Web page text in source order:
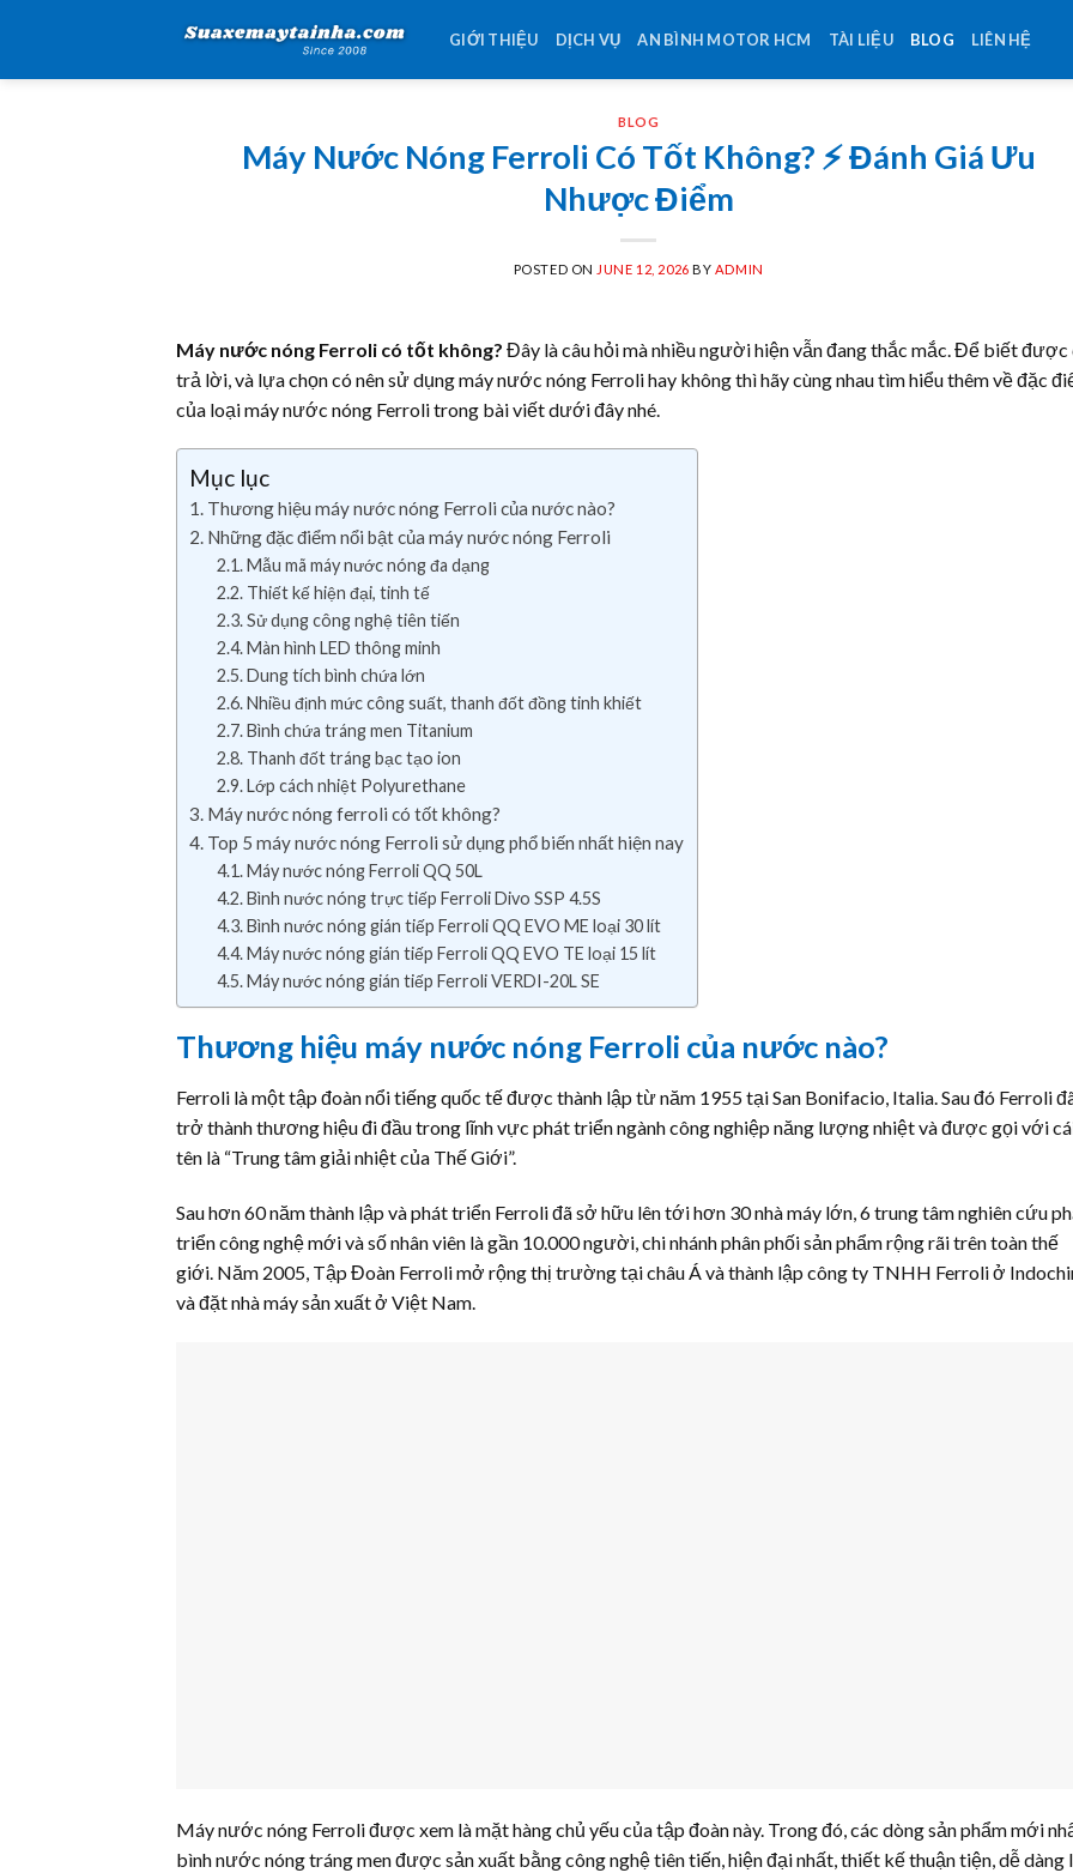
content
GIỚI THIỆU DỊCH VỤ AN BÌNH MOTOR HCM TÀI LIỆU BLOG LIÊN HỆ
BLOG
Máy Nước Nóng Ferroli Có Tốt Không? ⚡️ Đánh Giá Ưu
Nhược Điểm
POSTED ON JUNE 12, 2026 BY ADMIN
Máy nước nóng Ferroli có tốt không? Đây là câu hỏi mà nhiều người hiện vẫn đang thắc mắc. Để biết được
trả lời, và lựa chọn có nên sử dụng máy nước nóng Ferroli hay không thì hãy cùng nhau tìm hiểu thêm về đặc
của loại máy nước nóng Ferroli trong bài viết dưới đây nhé.
Mục lục
Thương hiệu máy nước nóng Ferroli của nước nào?
Những đặc điểm nổi bật của máy nước nóng Ferroli
Mẫu mã máy nước nóng đa dạng
Thiết kế hiện đại, tinh tế
Sử dụng công nghệ tiên tiến
Màn hình LED thông minh
Dung tích bình chứa lớn
Nhiều định mức công suất, thanh đốt đồng tinh khiết
Bình chứa tráng men Titanium
Thanh đốt tráng bạc tạo ion
Lớp cách nhiệt Polyurethane
Máy nước nóng ferroli có tốt không?
Top 5 máy nước nóng Ferroli sử dụng phổ biến nhất hiện nay
Máy nước nóng Ferroli QQ 50L
Bình nước nóng trực tiếp Ferroli Divo SSP 4.5S
Bình nước nóng gián tiếp Ferroli QQ EVO ME loại 30 lít
Máy nước nóng gián tiếp Ferroli QQ EVO TE loại 15 lít
Máy nước nóng gián tiếp Ferroli VERDI-20L SE
Thương hiệu máy nước nóng Ferroli của nước nào?
Ferroli là một tập đoàn nổi tiếng quốc tế được thành lập từ năm 1955 tại San Bonifacio, Italia. Sau đó Ferroli
trở thành thương hiệu đi đầu trong lĩnh vực phát triển ngành công nghiệp năng lượng nhiệt và được gọi với
tên là “Trung tâm giải nhiệt của Thế Giới”.
Sau hơn 60 năm thành lập và phát triển Ferroli đã sở hữu lên tới hơn 30 nhà máy lớn, 6 trung tâm nghiên cứu
triển công nghệ mới và số nhân viên là gần 10.000 người, chi nhánh phân phối sản phẩm rộng rãi trên toàn thế
giới. Năm 2005, Tập Đoàn Ferroli mở rộng thị trường tại châu Á và thành lập công ty TNHH Ferroli ở
và đặt nhà máy sản xuất ở Việt Nam.
Máy nước nóng Ferroli được xem là mặt hàng chủ yếu của tập đoàn này. Trong đó, các dòng sản phẩm mới
bình nước nóng tráng men được sản xuất bằng công nghệ tiên tiến, hiện đại nhất, thiết kế thuận tiện, dễ dàng